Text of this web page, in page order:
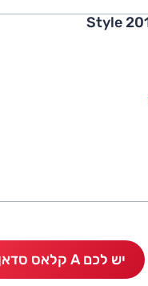
יש לכם A קלאס סדאן? כתבו חוות דעת